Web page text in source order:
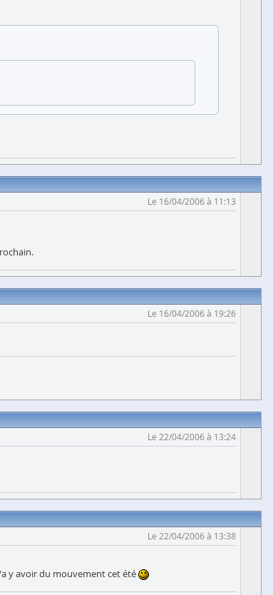
Le 16/04/2006 à 11:13
Le 16/04/2006 à 19:26
Le 22/04/2006 à 13:24
Le 22/04/2006 à 13:38
y avoir du mouvement cet été